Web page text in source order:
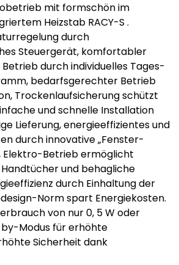
mit formschön im
Heizstab RACY-S .
durch
Steuergerät, komfortabler
durch individuelles Tages-
bedarfsgerechter Betrieb
Trockenlaufsicherung schützt
und schnelle Installation
Lieferung, energieeffizientes und
durch innovative „Fenster-
Elektro-Betrieb ermöglicht
und behagliche
durch Einhaltung der
Norm spart Energiekosten.
von nur 0, 5 W oder
Modus für erhöhte
Sicherheit dank